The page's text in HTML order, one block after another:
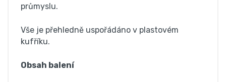
průmyslu.
Vše je přehledně uspořádáno v plastovém
kufříku.
Obsah balení